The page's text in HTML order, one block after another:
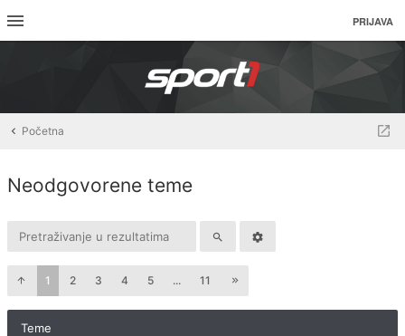
PRIJAVA
Početna
Neodgovorene teme
1 2 3 4 5 ... 11
Teme